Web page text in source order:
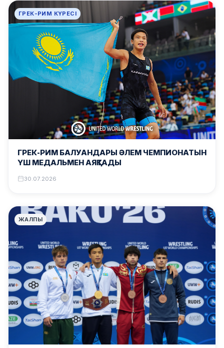
ГРЕК-РИМ КҮРЕСІ
ГРЕК-РИМ БАЛУАНДАРЫ ӘЛЕМ ЧЕМПИОНАТЫН
ҮШ МЕДАЛЬМЕН АЯҚТАДЫ
30.07.2026
ЖАЛПЫ